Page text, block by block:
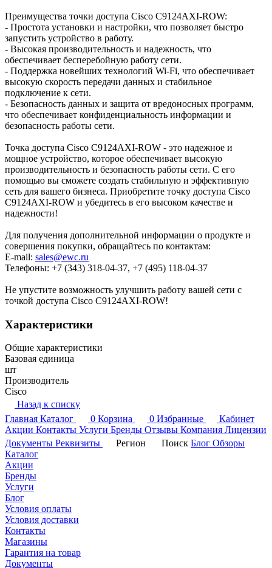
Преимущества точки доступа Cisco C9124AXI-ROW:
- Простота установки и настройки, что позволяет быстро
запустить устройство в работу.
- Высокая производительность и надежность, что
обеспечивает бесперебойную работу сети.
- Поддержка новейших технологий Wi-Fi, что обеспечивает
высокую скорость передачи данных и стабильное
подключение к сети.
- Безопасность данных и защита от вредоносных программ,
что обеспечивает конфиденциальность информации и
безопасность работы сети.
Точка доступа Cisco C9124AXI-ROW - это надежное и
мощное устройство, которое обеспечивает высокую
производительность и безопасность работы сети. С его
помощью вы сможете создать стабильную и эффективную
сеть для вашего бизнеса. Приобретите точку доступа Cisco
C9124AXI-ROW и убедитесь в его высоком качестве и
надежности!
Для получения дополнительной информации о продукте и
совершения покупки, обращайтесь по контактам:
E-mail: sales@ewc.ru
Телефоны: +7 (343) 318-04-37, +7 (495) 118-04-37
Не упустите возможность улучшить работу вашей сети с
точкой доступа Cisco C9124AXI-ROW!
Характеристики
Общие характеристики
Базовая единица
шт
Производитель
Cisco
Назад к списку
Главная Каталог 0 Корзина 0 Избранные
Кабинет
Акции Контакты Услуги Бренды Отзывы Компания Лицензии
Документы Реквизиты Регион Поиск Блог Обзоры
Каталог
Акции
Бренды
Услуги
Блог
Условия оплаты
Условия доставки
Контакты
Магазины
Гарантия на товар
Документы